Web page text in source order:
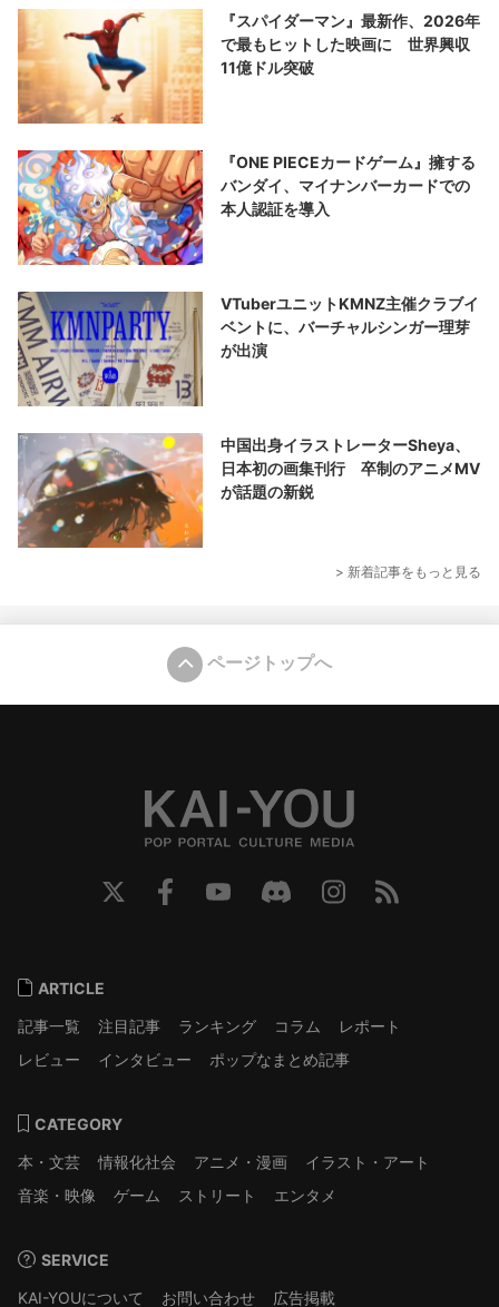
『スパイダーマン』最新作、2026年
で最もヒットした映画に 世界興収
11億ドル突破
『ONE PIECEカードゲーム』擁する
バンダイ、マイナンバーカードでの
本人認証を導入
VTuberユニットKMNZ主催クラブイ
ベントに、バーチャルシンガー理芽
が出演
中国出身イラストレーターSheya、
日本初の画集刊行 卒制のアニメMV
が話題の新鋭
> 新着記事をもっと見る
ページトップへ
ARTICLE
記事一覧
注目記事 ランキング コラム
レポート
レビュー
インタビュー ポップなまとめ記事
CATEGORY
本・文芸
情報化社会 アニメ・漫画
イラスト・アート
音楽・映像
ゲーム ストリート エンタメ
SERVICE
KAI-YOUについて
お問い合わせ 広告掲載